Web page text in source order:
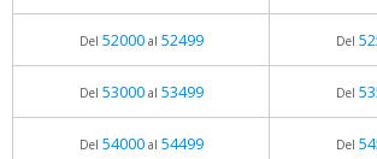
Del 52000al 52499 Del
Del 53000al 53499 Del
Del 54000al 54499 Del